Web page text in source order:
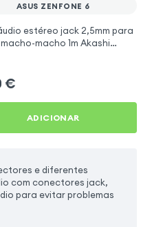
ASUS ZENFONE 6
estéreo jack 2,5mm para
macho 1m Akashi
€
ADICIONAR
e diferentes
com conectores jack,
para evitar problemas